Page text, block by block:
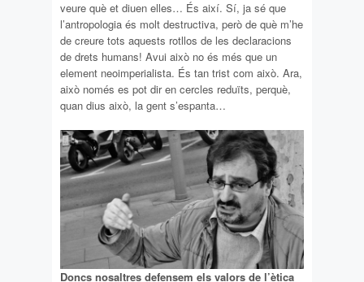
veure què et diuen elles… És així. Sí, ja sé que
l’antropologia és molt destructiva, però de què m’he
de creure tots aquests rotllos de les declaracions
de drets humans! Avui això no és més que un
element neoimperialista. És tan trist com això. Ara,
això només es pot dir en cercles reduïts, perquè,
quan dius això, la gent s’espanta…
Doncs nosaltres defensem els valors de l’ètica